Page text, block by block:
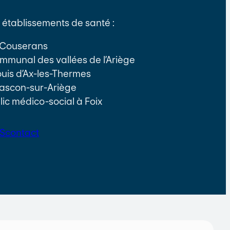
de santé :
des vallées de l’Ariège
d’Ax-les-Thermes
sur-Ariège
médico-social à Foix
contact